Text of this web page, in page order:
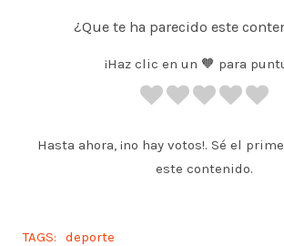
¿Que te ha parecido este
¡Haz clic en un 🧡 para
Hasta ahora, ¡no hay votos!. Sé el
este contenido.
TAGS: deporte